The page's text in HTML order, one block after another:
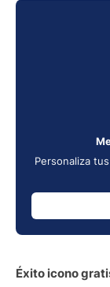
Personaliza
Éxito icono